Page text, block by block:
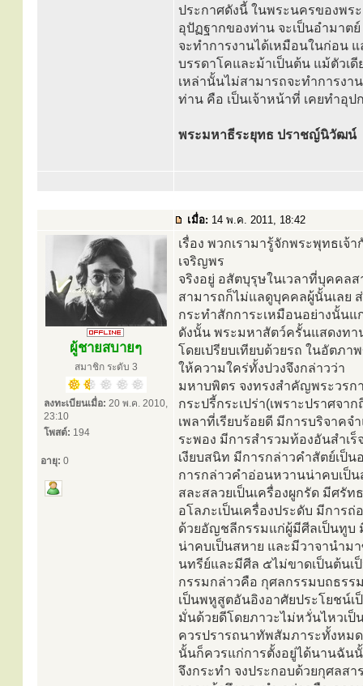
ประกาศดังนี้ ในพระนครของพระ
อุปัฏฐากของท่าน จะเป็นอำมาต
จะทำการงานได้เหมือนในก่อน
บรรดาโคและม้าเป็นต้น แม้ตัวเ
เหล่านั้นไม่สามารถจะทำการงา
ท่าน คือ เป็นเจ้าหน้าที่ เคยทำอุ
พระมหาธีระยุทธ ปราชญ์นิวัฒน์
เมื่อ: 14 พ.ค. 2011, 18:42
ผู้ชายสบายๆ
สมาชิก ระดับ 3
ลงทะเบียนเมื่อ: 20 พ.ค. 2010,
23:10
โพสต์: 194
อายุ: 0
เรื่อง พวกเรามารู้จักพระพุทธเ
เจริญพร
จริงอยู่ อสัตบุรุษในเวลาที่บุคคล
สามารถก็ไม่แลดูบุคคลผู้นั้นเลย
กระทำสักการะเหมือนอย่างนั้นแ
ดังนั้น พระมหาสัตว์ครั้นแสดงท
โดยเปรียบเทียบด้วยรถ ในอัตภา
ให้ความใคร่ทั้งปวงจึงกล่าวว่า
มหาบพิตร จงทรงสำคัญพระวรก
กระปรี้กระเปร่า(เพราะปราศจา
เพลาที่เรียบร้อยดี มีการบริจาค
ระพอง มีการสำรวมท้องอันสำเ
เงียบสนิท มีการกล่าวคำสัตย์เป็
การกล่าวคำอ่อนหวานน่าคบเป็
สละสลวยเป็นเครื่องผูกรัด มีศรั
อโลภะเป็นเครื่องประดับ มีการ
ด้วยอัญชลีกรรมแก่ผู้มีศีลเป็นทูบ
น่าคบเป็นสหาย และมีวาจานำม
นทรีย์และมีศีล ๕ไม่ขาดเป็นต้นเ
กรรมกล่าวคือ กุศลกรรมบถธรร
เป็นพหูสูตอันอิงอาศัยประโยชน์
มั่นด้วยดีโดยภาวะไม่หวั่นไหวเ
ควรปรารถนาทัพสัมภาระทั้งหม
นั้นก็ควรแก่การตั้งอยู่ได้นานฉัน
จึงกระทำ จงประกอบด้วยกุศลส